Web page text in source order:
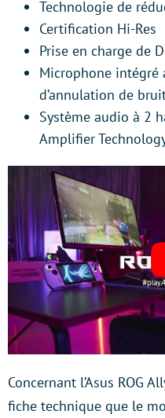
Technologie de
Certification Hi-Res
Prise en charge de
Microphone intégré
d’annulation de
Système audio à 2
Amplifier
Concernant l’Asus ROG
fiche technique que le